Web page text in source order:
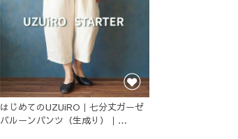
はじめてのUZUiRO｜七分丈ガーゼ
バルーンパンツ（生成り）｜